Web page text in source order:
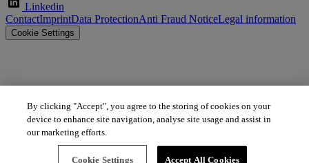
Linkedin
ContactImprintData ProtectionAnti Fraud NoticeLegal information
Cookie Settings
By clicking "Accept", you agree to the storing of cookies on your
device to enhance site navigation, analyse site usage and assist in
our marketing efforts.
Cookie Settings Accept All Cookies